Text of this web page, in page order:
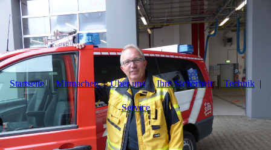
Startseite Mitmachen Über uns Ihre Sicherheit Technik
Service